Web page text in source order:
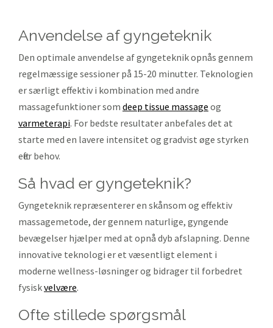
anvendelse af gyngeteknik
Den optimale anvendelse af gyngeteknik opnås gennem
regelmæssige sessioner på 15-20 minutter. Teknologien
er særligt effektiv i kombination med andre
massagefunktioner som deep tissue massage og
varmeterapi. For bedste resultater anbefales det at
starte med en lavere intensitet og gradvist øge styrken
efter behov.
så hvad er gyngeteknik?
Gyngeteknik repræsenterer en skånsom og effektiv
massagemetode, der gennem naturlige, gyngende
bevægelser hjælper med at opnå dyb afslapning. Denne
innovative teknologi er et væsentligt element i
moderne wellness-løsninger og bidrager til forbedret
fysiskvelvære.
ofte stillede spørgsmål